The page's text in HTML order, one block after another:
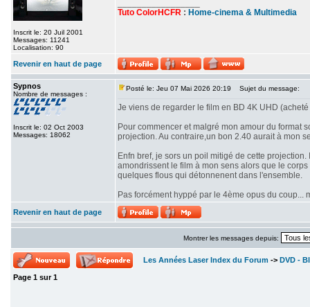
Inscrit le: 20 Juil 2001
Messages: 11241
Localisation: 90
Tuto ColorHCFR : Home-cinema & Multimedia
Revenir en haut de page
Sypnos
Nombre de messages :
Inscrit le: 02 Oct 2003
Messages: 18062
Posté le: Jeu 07 Mai 2026 20:19 Sujet du message:
Je viens de regarder le film en BD 4K UHD
Pour commencer et malgré mon amour du format
projection. Au contraire,un bon 2.40 aurait à mon
Enfn bref, je sors un poil mitigé de cette
amondrissent le film à mon sens alors que le
quelques flous qui détonnenent dans l'ensemble.
Pas forcément hyppé par le 4ème opus du
Revenir en haut de page
Montrer les messages depuis:
Les Années Laser Index du Forum -> DVD -
Page 1 sur1